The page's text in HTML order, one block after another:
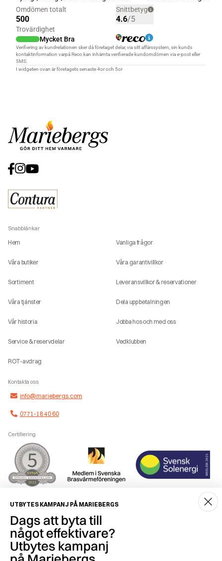
Snabblänkar
Hem
Våra butiker
Sortiment
Våra tjänster
Vår historia
Service & reservdelar
ROT-avdrag
Vanliga frågor
Våra garantivillkor
Leveransvillkor & reservationer
Dela upp betalningen
Jobba hos och med oss
Vedklubben
Kontakta oss
info@mariebergs.com
0771-18 40 60
Certifiering
Smidig betalning
UTBYTES KAMPANJ PÅ MARIEBERGS
Dags att byta till
något effektivare?
Utbytes kampanj